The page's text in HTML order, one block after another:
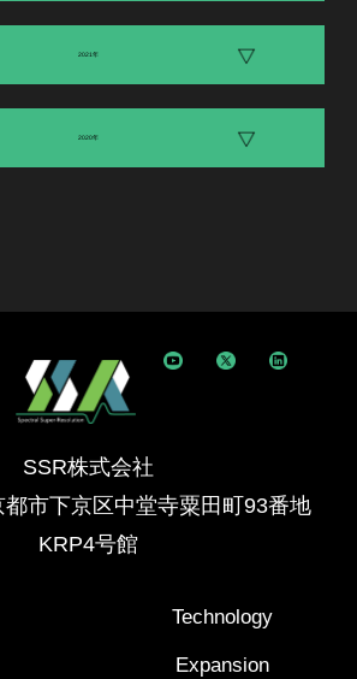
2021年
2020年
SSR株式会社
市下京区中堂寺粟田町93番地
KRP4号館
Technology
Expansion